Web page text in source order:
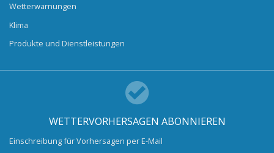
Wetterwarnungen
Klima
Produkte und Dienstleistungen
WETTERVORHERSAGEN ABONNIEREN
Einschreibung für Vorhersagen per E-Mail